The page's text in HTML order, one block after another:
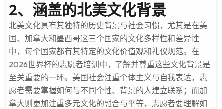
2、涵盖的北美文化背景
北美文化具有其独特的历史背景与社会习惯，尤其是在美
国、加拿大和墨西哥这三个国家的文化多样性和差异性
中，每个国家都有其特定的文化价值观和礼仪规范。在
2026世界杯的志愿者培训中，了解并尊重这些文化背景是
至关重要的一环。美国社会注重个体主义与自我表达，志
愿者需要掌握如何与不同个性、背景的人建立联系；而加
拿大则更加注重多元文化的融合与平等，志愿者要理解如